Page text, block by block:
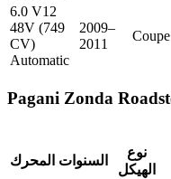
6.0 V12
48V (749
CV)
Automatic
2009–
2011
Coupe
Pagani Zonda
المحرك السنوات
نوع
الهيكل